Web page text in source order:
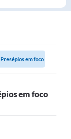
em foco
em foco